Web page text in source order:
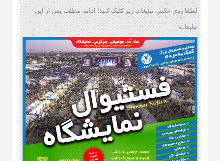
لطفا روی عکس تبلیغات زیر کلیک کنید؛ ادامه مطلب پس از این
تبلیغات